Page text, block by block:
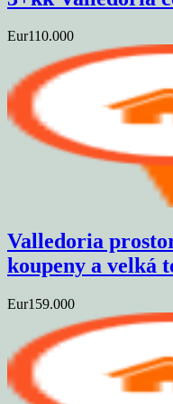
Eur110.000
Valledoria
koupeny a velká
Eur159.000